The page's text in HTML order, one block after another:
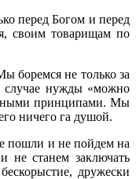
перед Богом и перед
своим товарищам по
боремся не только за
случае нужды «можно
принципами. Мы
ничего га душой.
пошли и не пойдем на
станем заключать
дружески